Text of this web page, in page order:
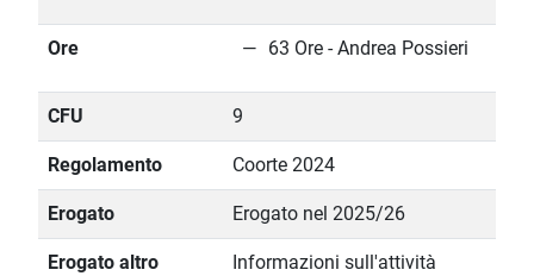
Ore 63 Ore - Andrea Possieri
CFU 9
Regolamento Coorte 2024
Erogato Erogato nel 2025/26
Erogato altro
Informazioni sull'attività